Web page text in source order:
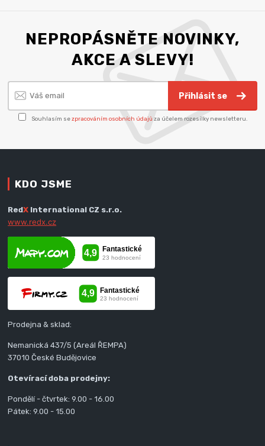
NEPROPÁSNĚTE NOVINKY,
AKCE A SLEVY!
Přihlásit se
Souhlasím sezpracováním osobních údajů za účelem rozesílky newsletteru.
KDO JSME
RedX International CZ s.r.o.
www.redx.cz
Prodejna & sklad:
Nemanická 437/5 (Areál ŘEMPA)
37010 České Budějovice
Otevírací doba prodejny:
Pondělí - čtvrtek: 9.00 - 16.00
Pátek: 9.00 - 15.00